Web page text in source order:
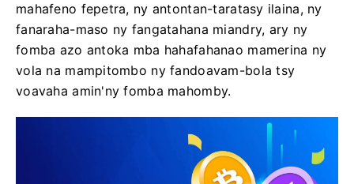
mahafeno fepetra, ny antontan-taratasy ilaina, ny
fanaraha-maso ny fangatahana miandry, ary ny
fomba azo antoka mba hahafahanao mamerina ny
vola na mampitombo ny fandoavam-bola tsy
voavaha amin'ny fomba mahomby.